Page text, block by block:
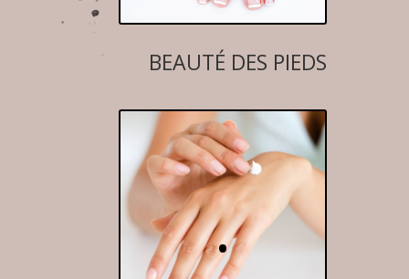
BEAUTÉ DES PIEDS
.